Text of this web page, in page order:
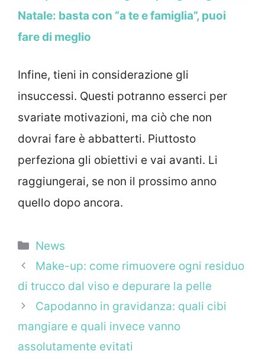
Natale: basta con “a te e famiglia”, puoi
fare di meglio
Infine, tieni in considerazione gli
insuccessi. Questi potranno esserci per
svariate motivazioni, ma ciò che non
dovrai fare è abbatterti. Piuttosto
perfeziona gli obiettivi e vai avanti. Li
raggiungerai, se non il prossimo anno
quello dopo ancora.
Categorie
News
Make-up: come rimuovere ogni residuo
di trucco dal viso e depurare la pelle
Capodanno in gravidanza: quali cibi
mangiare e quali invece vanno
assolutamente evitati